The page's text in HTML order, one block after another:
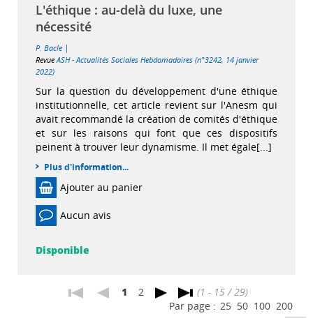
L'éthique : au-delà du luxe, une
nécessité
P. Bacle |
Revue ASH - Actualités Sociales Hebdomadaires (n°3242, 14 janvier
2022)
Sur la question du développement d'une éthique
institutionnelle, cet article revient sur l'Anesm qui
avait recommandé la création de comités d'éthique
et sur les raisons qui font que ces dispositifs
peinent à trouver leur dynamisme. Il met égale[...]
Plus d'information...
Ajouter au panier
Aucun avis
Disponible
1 2
(1 - 15 / 29)
Par page : 25 50 100 200